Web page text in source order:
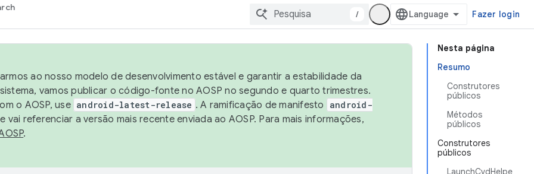
/ Fazer login
Nesta página
Resumo
Construtores
públicos
Métodos
públicos
Construtores
públicos
LaunchCvdHelpe
ao nosso modelo de desenvolvimento estável e garantir a estabilidade da
vamos publicar o código-fonte no AOSP no segundo e quarto trimestres.
o AOSP, use android-latest-release . A ramificação de manifesto android-
vai referenciar a versão mais recente enviada ao AOSP. Para mais informações,
.